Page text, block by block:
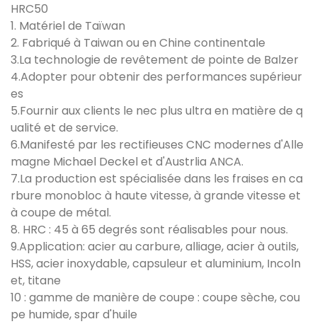
HRC50
1. Matériel de Taïwan
2. Fabriqué à Taiwan ou en Chine continentale
3.La technologie de revêtement de pointe de Balzer
4.Adopter pour obtenir des performances supérieur
es
5.Fournir aux clients le nec plus ultra en matière de q
ualité et de service.
6.Manifesté par les rectifieuses CNC modernes d'Alle
magne Michael Deckel et d'Austrlia ANCA.
7.La production est spécialisée dans les fraises en ca
rbure monobloc à haute vitesse, à grande vitesse et
à coupe de métal.
8. HRC : 45 à 65 degrés sont réalisables pour nous.
9.Application: acier au carbure, alliage, acier à outils,
HSS, acier inoxydable, capsuleur et aluminium, Incoln
et, titane
10 : gamme de manière de coupe : coupe sèche, cou
pe humide, spar d'huile